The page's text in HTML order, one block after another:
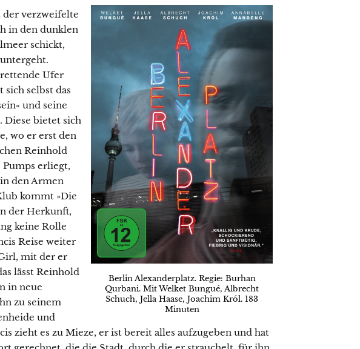
Berlin Alexanderplatz. Regie: Burhan
Qurbani. Mit Welket Bungué, Albrecht
Schuch, Jella Haase, Joachim Król. 183
Minuten
der verzweifelte
in den dunklen
schickt,
Ufer
selbst das
und seine
Diese bietet sich
wo er erst den
Reinhold
erliegt,
den Armen
kommt »Die
der Herkunft,
keine Rolle
Reise weiter
mit der er
lässt Reinhold
in neue
zu seinem
und
zieht es zu Mieze, er ist bereit alles aufzugeben und hat